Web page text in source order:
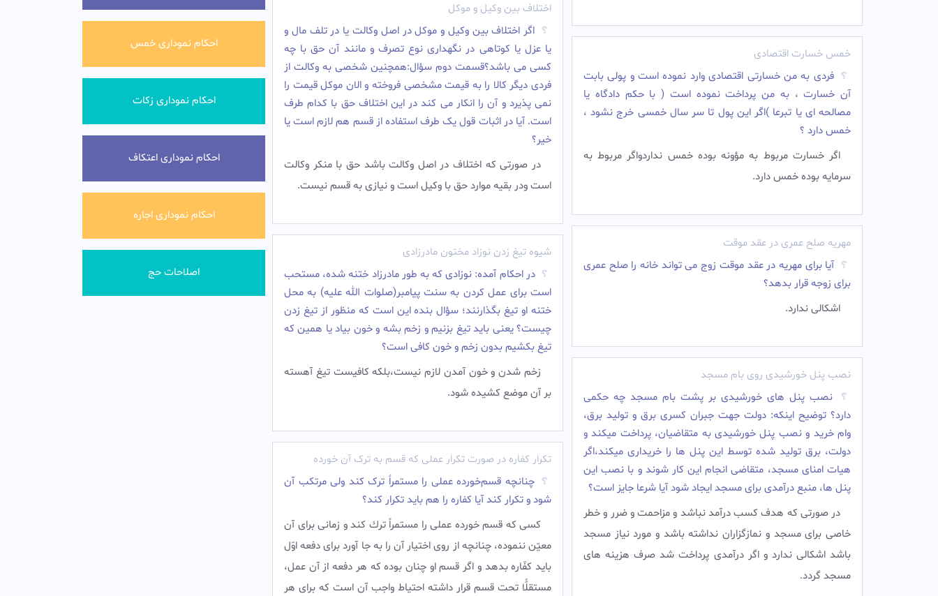
خمس خسارت اقتصادی
فردی به من خسارتی اقتصادی وارد نموده است و پولی بابت
آن خسارت ، به من پرداخت نموده است ( با حکم دادگاه یا
مصالحه ای یا تبرعا )اگر این پول تا سر سال خمسی خرج نشود ،
خمس دارد ؟
اگر خسارت مربوط به مؤونه بوده خمس نداردواگر مربوط به
سرمایه بوده خمس دارد.‌
مهریه صلح عمری در عقد موقت
آیا برای مهریه در عقد موقت زوج می تواند خانه را صلح عمری
برای زوجه قرار بدهد؟
اشکالی ندارد.
نصب پنل خورشیدی روی بام مسجد
نصب پنل های خورشیدی بر پشت بام مسجد چه حکمی
دارد؟ توضیح اینکه: دولت جهت جبران کسری برق و تولید برق،
وام خرید و نصب پنل خورشیدی به متقاضیان، پرداخت میکند و
دولت، برق تولید شده توسط این پنل ها را خریداری میکند،اگر
هیات امنای مسجد، متقاضی انجام این کار شوند و با نصب این
پنل ها، منبع درآمدی برای مسجد ایجاد شود آیا شرعا جایز است؟
در صورتی که هدف کسب درآمد نباشد و مزاحمت و ضرر و خطر
خاصی برای مسجد و نمازگزاران نداشته باشد و مورد نیاز مسجد
باشد اشکالی ندارد و اگر درآمدی پرداخت شد صرف هزینه های
مسجد گردد.
اختلاف بین وکیل و موکل
اگر اختلاف بین وکیل و موکل در اصل وکالت یا در تلف مال و
یا عزل یا کوتاهی در نگهداری نوع تصرف و مانند آن حق با چه
کسی می باشد؟قسمت دوم سؤال:همچنین شخصی به وکالت از
فردی دیگر کالا را به قیمت مشخصی فروخته و الان موکل قیمت را
نمی پذیرد و آن را انکار می کند در این اختلاف حق با کدام طرف
است. آیا در اثبات قول یک طرف استفاده از قسم هم لازم است یا
خیر؟
در صورتی که اختلاف در اصل وکالت باشد حق با منکر وکالت
است ودر بقیه موارد حق با وکیل است و نیازی به قسم نیست.
شیوه تیغ زدن نوزاد مختون مادرزادی
در احکام آمده: نوزادى كه به طور مادرزاد ختنه شده، مستحب
است براى عمل كردن به سنت پیامبر(صلوات الله علیه) به محل
ختنه او تیغ بگذارنند؛ سؤال بنده این است که منظور از تیغ زدن
چیست؟ یعنی باید تیغ بزنیم و زخم بشه و خون بیاد یا همین که
تیغ بکشیم بدون زخم و خون کافی است؟
زخم شدن و خون آمدن لازم نیست،بلکه کافیست تیغ آهسته
بر آن موضع کشیده شود.
تکرار کفاره در صورت تکرار عملی که قسم به ترک آن خورده
چنانچه قسم‌خورده عملی را مستمراً ترک کند ولی مرتکب آن
شود و تکرار کند آیا کفاره را هم باید تکرار کند؟
کسى كه قسم خورده عملى را مستمراً ترك كند و زمانى براى آن
معيّن ننموده، چنانچه از روى اختيار آن را به جا آورد براى دفعه اوّل
بايد كفّاره بدهد و اگر قسم او چنان بوده كه هر دفعه از آن عمل،
مستقلًّا تحت قسم قرار داشته احتياط واجب آن است كه براى هر
احکام نموداری خمس
احکام نموداری زکات
احکام نموداری اعتکاف
احکام نموداری اجاره
اصلاحات حج